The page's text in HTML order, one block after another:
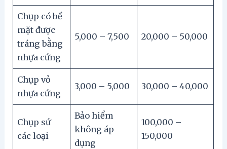
Chụp có bề
mặt được
tráng bằng
nhựa cứng
5,000 – 7,500 20,000 – 50,000
Chụp vỏ
nhựa cứng
3,000 – 5,000 30,000 – 40,000
Chụp sứ
các loại
Bảo hiểm
không áp
dụng
100,000 –
150,000